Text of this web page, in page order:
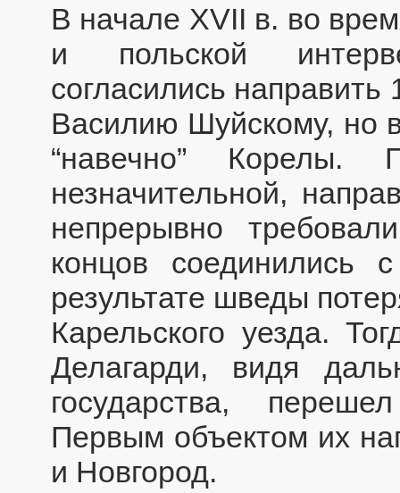
В начале XVII в. во
и польской
согласились
Василию Шуйскому, но
“навечно” Корелы.
незначительной,
непрерывно
концов соединились
результате шведы
Карельского уезда.
Делагарди, видя
государства,
Первым объектом их
и Новгород.